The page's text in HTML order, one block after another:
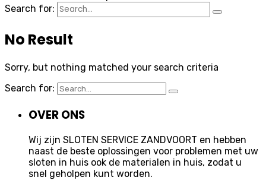
Search for:
No Result
Sorry, but nothing matched your search criteria
Search for:
OVER ONS
Wij zijn SLOTEN SERVICE ZANDVOORT en hebben
naast de beste oplossingen voor problemen met uw
sloten in huis ook de materialen in huis, zodat u
snel geholpen kunt worden.